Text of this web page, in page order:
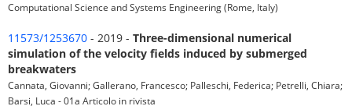
Computational Science and Systems Engineering (Rome, Italy)
11573/1253670 - 2019 - Three-dimensional numerical
simulation of the velocity fields induced by submerged
breakwaters
Cannata, Giovanni; Gallerano, Francesco; Palleschi, Federica; Petrelli, Chiara;
Barsi, Luca - 01a Articolo in rivista